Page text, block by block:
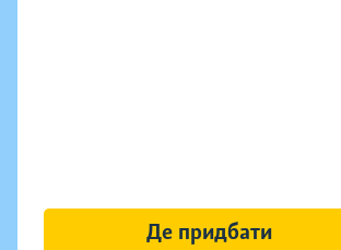
Де придбати